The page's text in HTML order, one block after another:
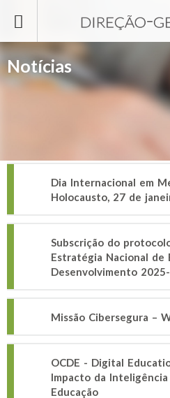
Notícias
Dia Internacional em
Holocausto, 27 de
Subscrição do
Estratégia Nacional de
Desenvolvimento
Missão Cibersegura –
OCDE - Digital
Impacto da
Educação